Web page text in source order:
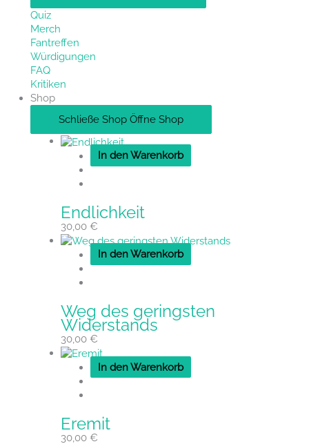
Quiz
Merch
Fantreffen
Würdigungen
FAQ
Kritiken
Shop
Schließe Shop Öffne Shop
In den Warenkorb
Endlichkeit
30,00 €
In den Warenkorb
Weg des geringsten
Widerstands
30,00 €
In den Warenkorb
Eremit
30,00 €